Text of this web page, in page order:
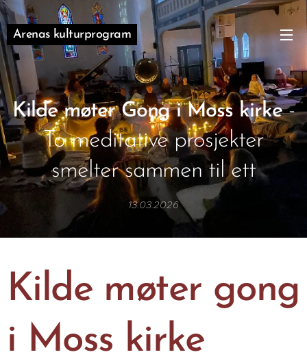
Arenas kulturprogram
Kilde møter Gong i Moss kirke-
To meditative prosjekter
smelter sammen til ett
13.03.2026
Kilde møter gong
i Moss kirke